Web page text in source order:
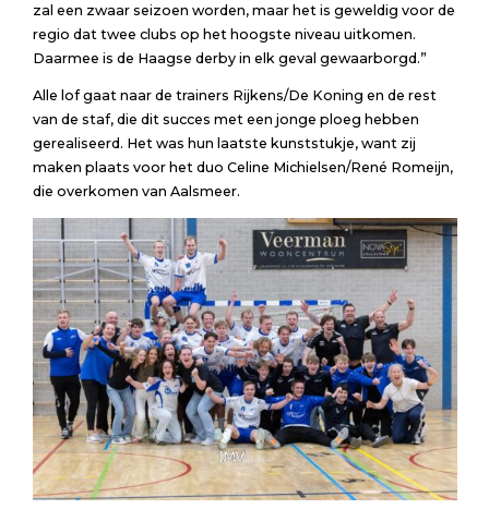
zal een zwaar seizoen worden, maar het is geweldig voor de
regio dat twee clubs op het hoogste niveau uitkomen.
Daarmee is de Haagse derby in elk geval gewaarborgd.”
Alle lof gaat naar de trainers Rijkens/De Koning en de rest
van de staf, die dit succes met een jonge ploeg hebben
gerealiseerd. Het was hun laatste kunststukje, want zij
maken plaats voor het duo Celine Michielsen/René Romeijn,
die overkomen van Aalsmeer.